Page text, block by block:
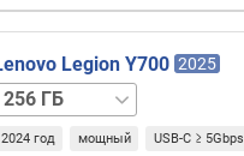
Legion Y700 2025
512 ГБ
2024 год мощный USB-C ≥ 5Gbps